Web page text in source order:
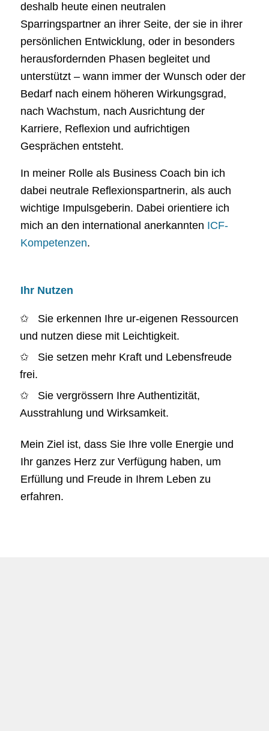
deshalb heute einen neutralen
Sparringspartner an ihrer Seite, der sie in ihrer
persönlichen Entwicklung, oder in besonders
herausfordernden Phasen begleitet und
unterstützt – wann immer der Wunsch oder der
Bedarf nach einem höheren Wirkungsgrad,
nach Wachstum, nach Ausrichtung der
Karriere, Reflexion und aufrichtigen
Gesprächen entsteht.
In meiner Rolle als Business Coach bin ich
dabei neutrale Reflexionspartnerin, als auch
wichtige Impulsgeberin. Dabei orientiere ich
mich an den international anerkannten ICF-
Kompetenzen.
Ihr Nutzen
Sie erkennen Ihre ur-eigenen Ressourcen
und nutzen diese mit Leichtigkeit.
Sie setzen mehr Kraft und Lebensfreude
frei.
Sie vergrössern Ihre Authentizität,
Ausstrahlung und Wirksamkeit.
Mein Ziel ist, dass Sie Ihre volle Energie und
Ihr ganzes Herz zur Verfügung haben, um
Erfüllung und Freude in Ihrem Leben zu
erfahren.